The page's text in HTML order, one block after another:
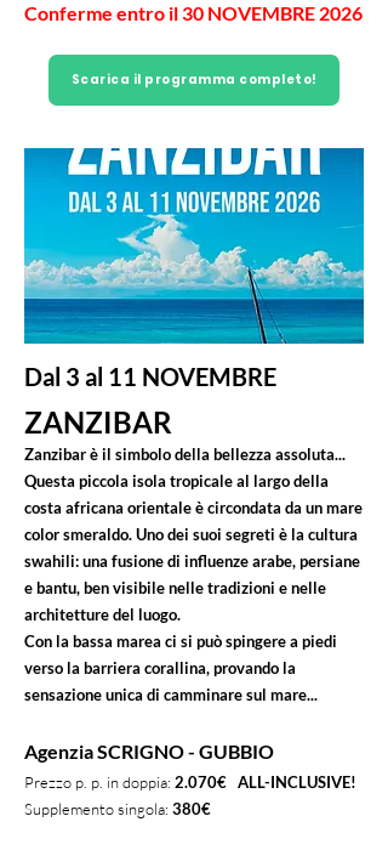
Conferme entro il 30 NOVEMBRE 2026
Scarica il programma completo!
Dal 3 al 11 NOVEMBRE
ZANZIBAR
Zanzibar è il simbolo della bellezza assoluta...
Questa piccola isola tropicale al largo della
costa africana orientale è circondata da un mare
color smeraldo. Uno dei suoi segreti è la cultura
swahili: una fusione di influenze arabe, persiane
e bantu, ben visibile nelle tradizioni e nelle
architetture del luogo.
Con la bassa marea ci si può spingere a piedi
verso la barriera corallina, provando la
sensazione unica di camminare sul mare...
Agenzia SCRIGNO - GUBBIO
Prezzo p. p. in doppia: 2.070€ ALL-INCLUSIVE!
Supplemento singola: 380€